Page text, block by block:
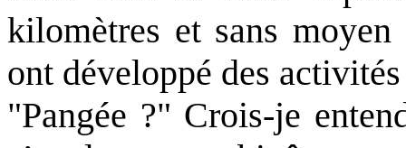
kilomètres et sans
ont développé des
"Pangée ?" Crois-je